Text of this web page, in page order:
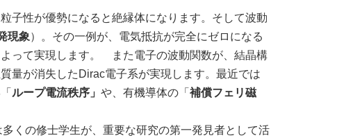
子性が優勢になると絶縁体になります。そして波動
現象）。その一例が、電気抵抗が完全にゼロになる
よって実現します。 また電子の波動関数が、結晶構
量が消失したDirac電子系が実現します。最近では
ループ電流秩序」 や、有機導体の「 補償フェリ磁
くの修士学生が、重要な研究の第一発見者として活